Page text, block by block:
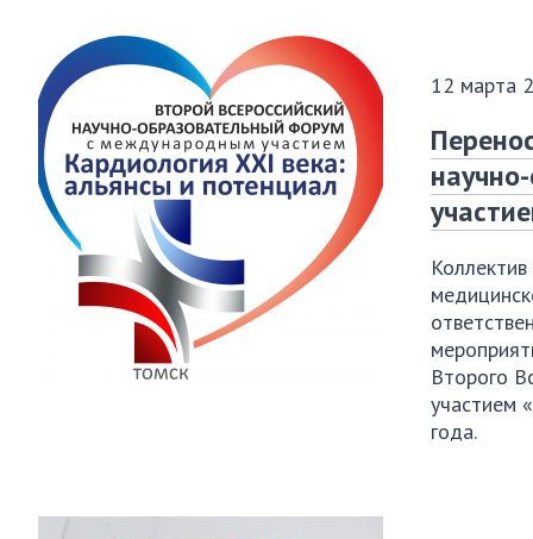
12 марта
Второго
участием
года.